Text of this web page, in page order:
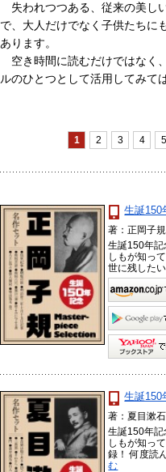
失われつつある、従来の美し
で、大人だけでなく子供たちに
あります。
空き時間に読むだけではなく
ルのひとつとして活用してみて
1 2 3 4 5
生誕
著：正岡子規
生誕150年
しもが知っ
世に残した
生誕
著：夏目漱石
生誕150年
しもが知っ
録！ 何度読
む